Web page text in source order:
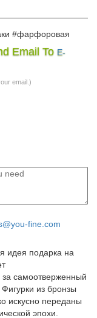
#фарфоровая
антика
Букинистические
лот выше этой
СЕНБЕРНАР СОБАКА
оптом из
рынке с 2004 года,
цены и
– Коллекция
и собачек, псов
фигурки собак
всего разнообразия
Email To E-
email.)
fine.com
идея подарка на
за самоотверженный
из бронзы
искусно переданы
эпохи.